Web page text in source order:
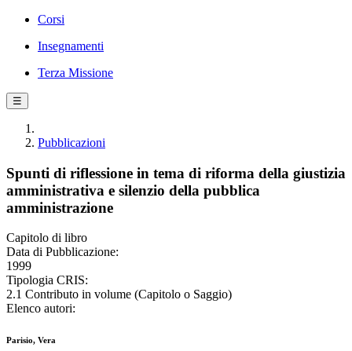
Corsi
Insegnamenti
Terza Missione
☰
Pubblicazioni
Spunti di riflessione in tema di riforma della giustizia
amministrativa e silenzio della pubblica
amministrazione
Capitolo di libro
Data di Pubblicazione:
1999
Tipologia CRIS:
2.1 Contributo in volume (Capitolo o Saggio)
Elenco autori:
Parisio, Vera